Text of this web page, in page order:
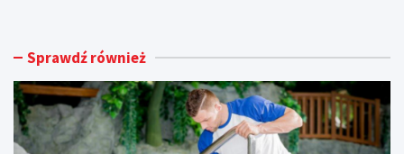
m
n
i
e
c
s
t
u
e
Sprawdź również